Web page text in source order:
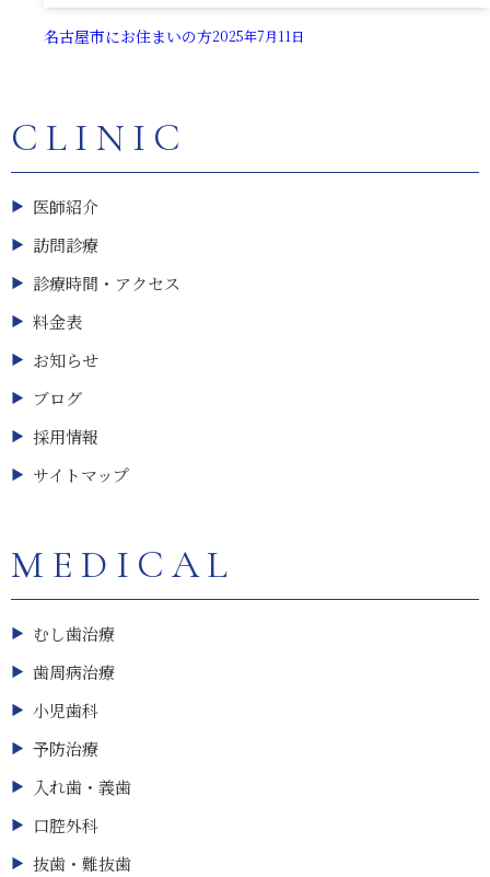
名古屋市にお住まいの方2025年7月11日
CLINIC
医師紹介
訪問診療
診療時間・アクセス
料金表
お知らせ
ブログ
採用情報
サイトマップ
MEDICAL
むし歯治療
歯周病治療
小児歯科
予防治療
入れ歯・義歯
口腔外科
抜歯・難抜歯